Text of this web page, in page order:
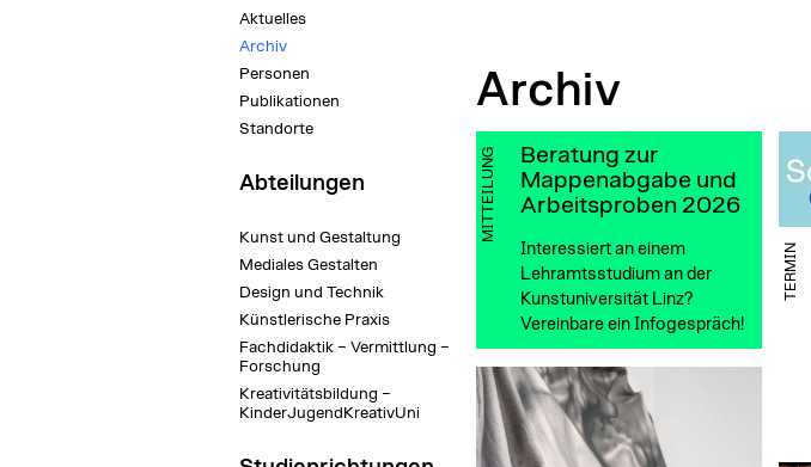
Aktuelles
Archiv
Personen
Publikationen
Standorte
Abteilungen
Kunst und Gestaltung
Mediales Gestalten
Design und Technik
Künstlerische Praxis
Fachdidaktik – Vermittlung –
Forschung
Kreativitätsbildung –
KinderJugendKreativUni
Archiv
MITTEILUNG
Beratung zur
Mappenabgabe und
Arbeitsproben 2026
Interessiert an einem
Lehramtsstudium an der
Kunstuniversität Linz?
Vereinbare ein Infogespräch!
TERMIN